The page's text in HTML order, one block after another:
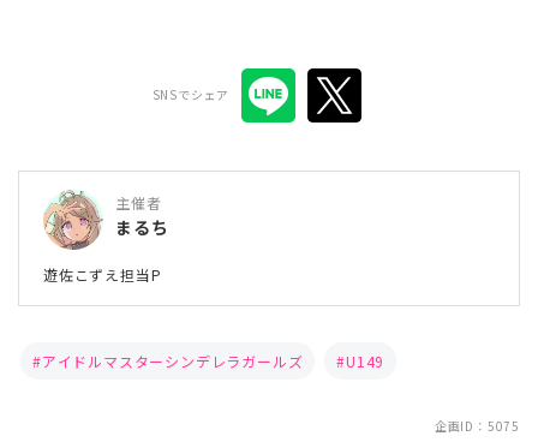
SNSでシェア
主催者
まるち
遊佐こずえ担当P
アイドルマスターシンデレラガールズ U149
企画ID：5075